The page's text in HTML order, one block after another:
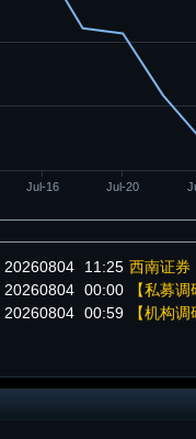
Jul-16 Jul-20
20260804 11:25 西南证券
20260804 00:00
【私募
20260804 00:59 【机构